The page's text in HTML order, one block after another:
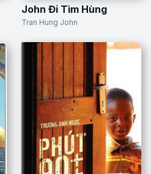
John Đi Tìm Hùng
Tran Hung John